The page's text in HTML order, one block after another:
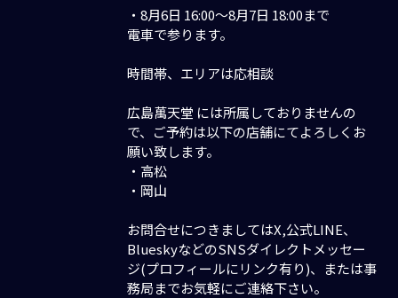
・8月6日 16:00～8月7日 18:00まで
電車で参ります。
時間帯、エリアは応相談
広島萬天堂 には所属しておりませんの
で、ご予約は以下の店舗にてよろしくお
願い致します。
・高松
・岡山
お問合せにつきましてはX,公式LINE、
BlueskyなどのSNSダイレクトメッセー
ジ(プロフィールにリンク有り)、または事
務局までお気軽にご連絡下さい。